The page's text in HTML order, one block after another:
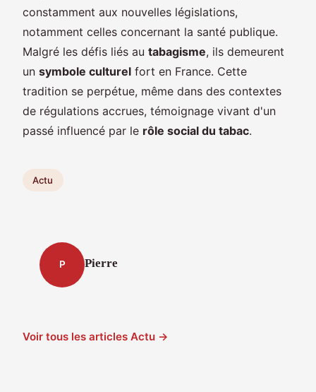
constamment aux nouvelles législations,
notamment celles concernant la santé publique.
Malgré les défis liés au tabagisme, ils demeurent
un symbole culturel fort en France. Cette
tradition se perpétue, même dans des contextes
de régulations accrues, témoignage vivant d'un
passé influencé par le rôle social du tabac.
Actu
P Pierre
Voir tous les articles Actu →